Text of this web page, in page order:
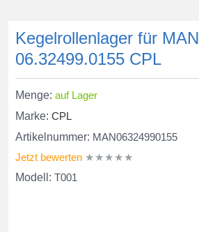
Kegelrollenlager für MAN
06.32499.0155 CPL
Menge: auf Lager
Marke: CPL
Artikelnummer: MAN06324990155
Jetzt bewerten ★★★★★
Modell: T001